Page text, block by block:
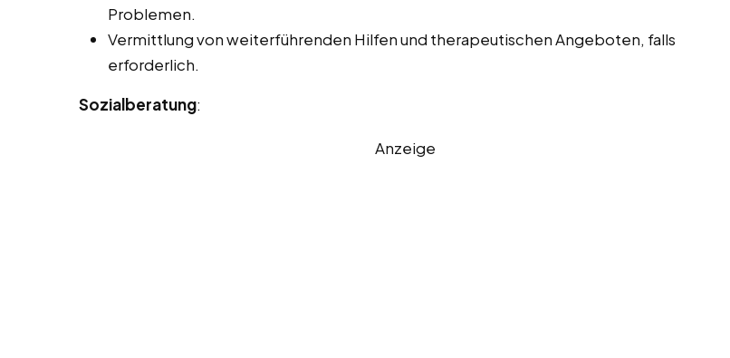
Problemen.
Vermittlung von weiterführenden Hilfen und therapeutischen Angeboten, falls
erforderlich.
Sozialberatung:
Anzeige